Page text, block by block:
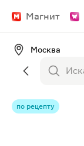
Магнит
Москва
по рецепту